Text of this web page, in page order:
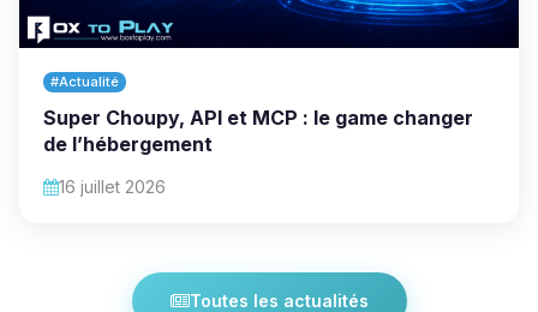
#Actualité
Super Choupy, API et MCP : le game changer
de l’hébergement
16 juillet 2026
Toutes les actualités